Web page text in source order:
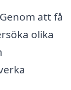
Genom att få
olika